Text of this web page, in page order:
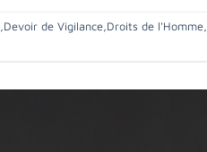
,Devoir de Vigilance,Droits de l'Homme,